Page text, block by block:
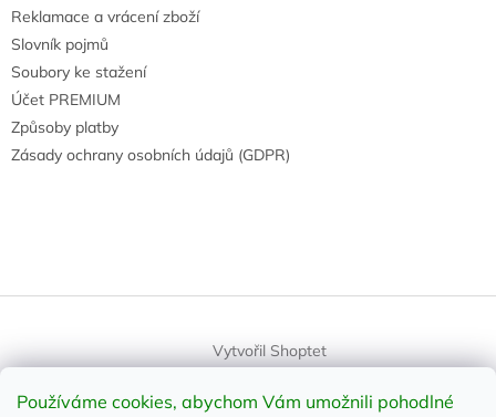
Používáme cookies, abychom Vám umožnili pohodlné
Reklamace a vrácení zboží
Slovník pojmů
Soubory ke stažení
Účet PREMIUM
Způsoby platby
Zásady ochrany osobních údajů (GDPR)
Vytvořil Shoptet